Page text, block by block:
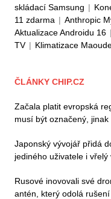
skládací Samsung |
11 zdarma | Anthropic
Aktualizace Androidu 16 |
TV | Klimatizace
ČLÁNKY CHIP.CZ
Začala platit evropská
musí být označený,
Japonský vývojář přidá
jediného uživatele i
Rusové inovovali své
antén, který odolá